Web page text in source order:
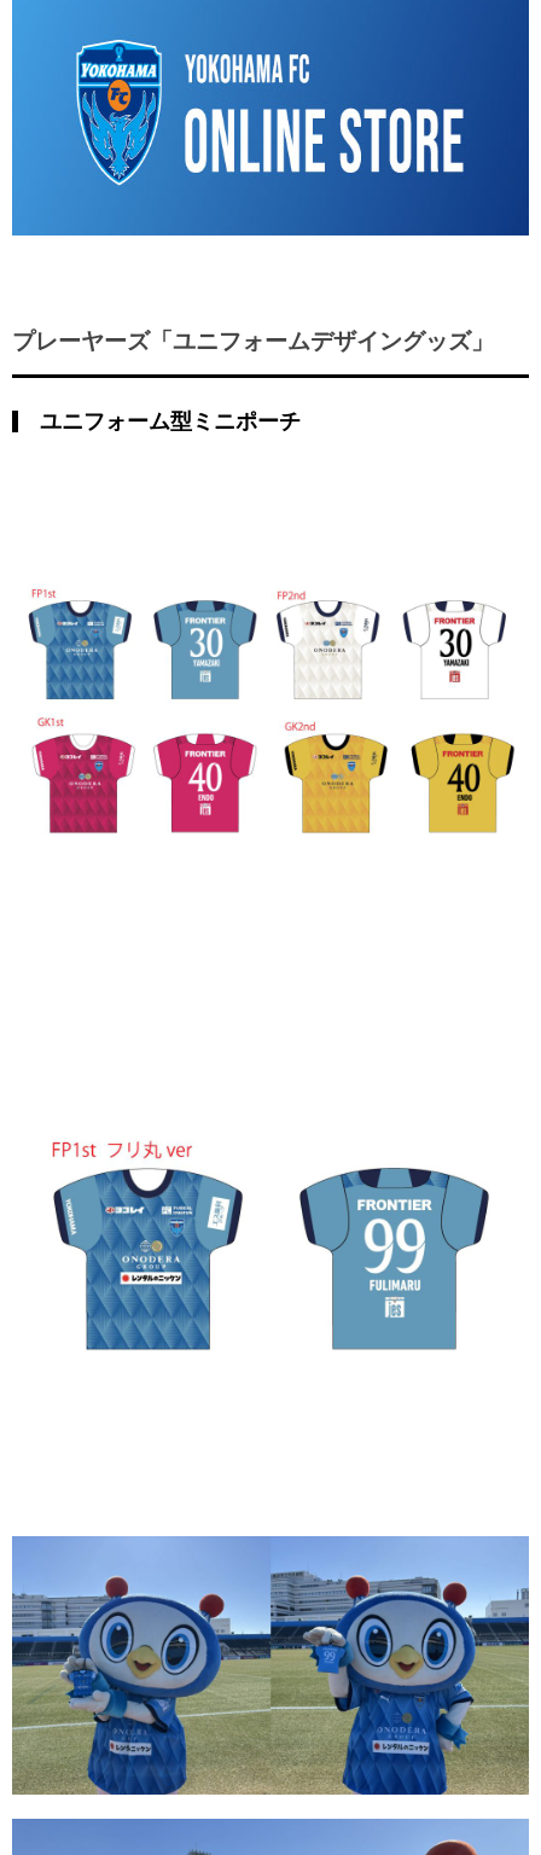
プレーヤーズ「ユニフォームデザイングッズ」
ユニフォーム型ミニポーチ